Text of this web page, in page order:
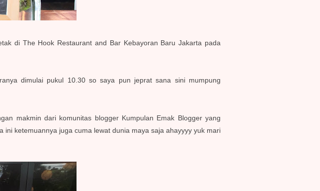
di The Hook Restaurant and Bar Kebayoran Baru Jakarta pada
dimulai pukul 10.30 so saya pun jeprat sana sini mumpung
makmin dari komunitas blogger Kumpulan Emak Blogger yang
ketemuannya juga cuma lewat dunia maya saja ahayyyy yuk mari